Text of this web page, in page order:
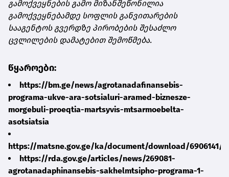
გამოქვეყნების გამო მიზანშეწონილია
გამოქვეყნებამდე სოფლის განვითარების
სააგენტოს გვერდზე პირობების შესაძლო
ცვლილების დამატებით შემოწმება.
წყაროები:
https://bm.ge/news/agrotanadafinansebis-
programa-ukve-ara-sotsialuri-aramed-biznesze-
morgebuli-proeqtia-martsyvis-mtsarmoebelta-
asotsiatsia
https://matsne.gov.ge/ka/document/download/6906141/
https://rda.gov.ge/articles/news/269081-
agrotanadaphinansebis-sakhelmtsipho-programa-1-